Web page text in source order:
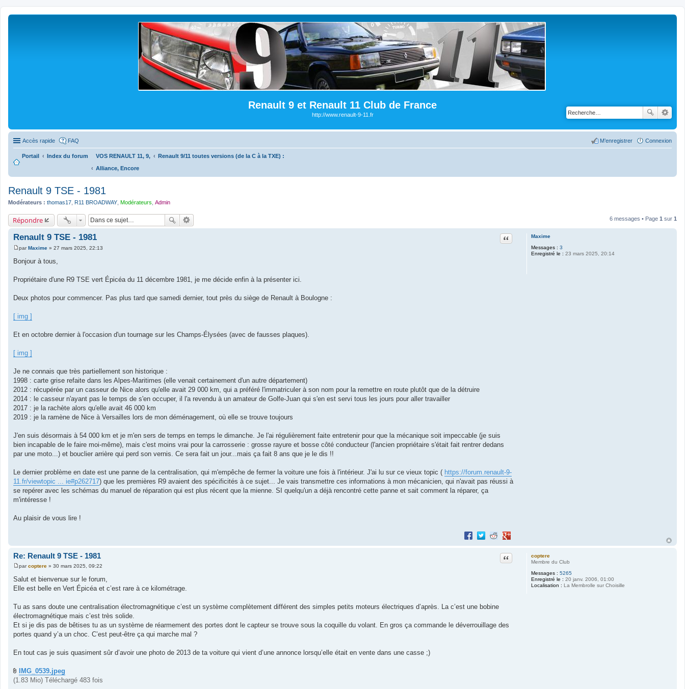
Renault 9 et Renault 11 Club de France
http://www.renault-9-11.fr
Accès rapide FAQ Connexion
M’enregistrer
Portail Index du forum
VOS RENAULT 11, 9,
Alliance, Encore
Renault 9/11 toutes versions (de la C à la TXE) :
Renault 9 TSE - 1981
Modérateurs : thomas17 R11 BROADWAY Modérateurs Admin
Répondre 6 messages • Page 1 sur 1
Maxime
Messages : 3
Enregistré le : 23 mars 2025, 20:14
Renault 9 TSE - 1981 Citation
M
s
g
parMaxime » 27 mars 2025, 22:13
Bonjour à tous,
Propriétaire d'une R9 TSE vert Épicéa du 11 décembre 1981, je me décide enfin à la présenter ici.
Deux photos pour commencer. Pas plus tard que samedi dernier, tout près du siège de Renault à Boulogne :
[ img ]
Et en octobre dernier à l'occasion d'un tournage sur les Champs-Élysées (avec de fausses plaques).
[ img ]
Je ne connais que très partiellement son historique :
1998 : carte grise refaite dans les Alpes-Maritimes (elle venait certainement d'un autre département)
2012 : récupérée par un casseur de Nice alors qu'elle avait 29 000 km, qui a préféré l'immatriculer à son nom pour la remettre en route plutôt que de la détruire
2014 : le casseur n'ayant pas le temps de s'en occuper, il l'a revendu à un amateur de Golfe-Juan qui s'en est servi tous les jours pour aller travailler
2017 : je la rachète alors qu'elle avait 46 000 km
2019 : je la ramène de Nice à Versailles lors de mon déménagement, où elle se trouve toujours
J'en suis désormais à 54 000 km et je m'en sers de temps en temps le dimanche. Je l'ai régulièrement faite entretenir pour que la mécanique soit impeccable (je suis
bien incapable de le faire moi-même), mais c'est moins vrai pour la carrosserie : grosse rayure et bosse côté conducteur (l'ancien propriétaire s'était fait rentrer dedans
par une moto...) et bouclier arrière qui perd son vernis. Ce sera fait un jour...mais ça fait 8 ans que je le dis !!
Le dernier problème en date est une panne de la centralisation, qui m'empêche de fermer la voiture une fois à l'intérieur. J'ai lu sur ce vieux topic ( https://forum.renault-9-
11.fr/viewtopic ... ie#p262717) que les premières R9 avaient des spécificités à ce sujet... Je vais transmettre ces informations à mon mécanicien, qui n'avait pas réussi à
se repérer avec les schémas du manuel de réparation qui est plus récent que la mienne. SI quelqu'un a déjà rencontré cette panne et sait comment la réparer, ça
m'intéresse !
Au plaisir de vous lire !
Partager sur Facebook
Partager sur Twitter
Partager sur Reddit
Partager sur Google+
coptere
Membre du Club
Messages : 5265
Enregistré le : 20 janv. 2006, 01:00
Localisation : La Membrolle sur Choisille
Re: Renault 9 TSE - 1981 Citation
M
e
s
s
e
parcoptere » 30 mars 2025, 09:22
Salut et bienvenue sur le forum,
Elle est belle en Vert Épicéa et c’est rare à ce kilométrage.
Tu as sans doute une centralisation électromagnétique c’est un système complètement différent des simples petits moteurs électriques d’après. La c’est une bobine
électromagnétique mais c’est très solide.
Et si je dis pas de bêtises tu as un système de réarmement des portes dont le capteur se trouve sous la coquille du volant. En gros ça commande le déverrouillage des
portes quand y’a un choc. C’est peut-être ça qui marche mal ?
En tout cas je suis quasiment sûr d’avoir une photo de 2013 de ta voiture qui vient d’une annonce lorsqu’elle était en vente dans une casse ;)
IMG_0539.jpeg
(1.83 Mio) Téléchargé 483 fois